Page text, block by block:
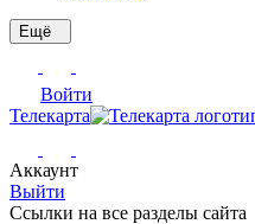
Ещё
Войти
Телекарта
Аккаунт
Выйти
Ссылки на все разделы сайта